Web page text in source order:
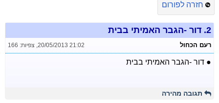
חזרה לפורום
2. דור -הגבר האמיתי בבית
רעם הכחול 20/05/2013 21:02
, צפיות: 166
● דור -הגבר האמיתי בבית
תגובה מהירה